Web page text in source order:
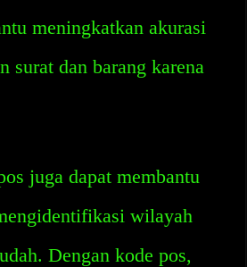
meningkatkan akurasi
surat dan barang karena
juga dapat membantu
wilayah
Dengan kode pos,